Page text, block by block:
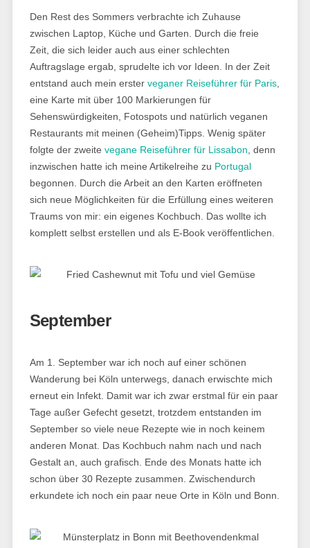
Den Rest des Sommers verbrachte ich Zuhause
zwischen Laptop, Küche und Garten. Durch die freie
Zeit, die sich leider auch aus einer schlechten
Auftragslage ergab, sprudelte ich vor Ideen. In der Zeit
entstand auch mein erster veganer Reiseführer für Paris,
eine Karte mit über 100 Markierungen für
Sehenswürdigkeiten, Fotospots und natürlich veganen
Restaurants mit meinen (Geheim)Tipps. Wenig später
folgte der zweite vegane Reiseführer für Lissabon , denn
inzwischen hatte ich meine Artikelreihe zu Portugal
begonnen. Durch die Arbeit an den Karten eröffneten
sich neue Möglichkeiten für die Erfüllung eines weiteren
Traums von mir: ein eigenes Kochbuch. Das wollte ich
komplett selbst erstellen und als E-Book veröffentlichen.
September
Am 1. September war ich noch auf einer schönen
Wanderung bei Köln unterwegs, danach erwischte mich
erneut ein Infekt. Damit war ich zwar erstmal für ein paar
Tage außer Gefecht gesetzt, trotzdem entstanden im
September so viele neue Rezepte wie in noch keinem
anderen Monat. Das Kochbuch nahm nach und nach
Gestalt an, auch grafisch. Ende des Monats hatte ich
schon über 30 Rezepte zusammen. Zwischendurch
erkundete ich noch ein paar neue Orte in Köln und Bonn.